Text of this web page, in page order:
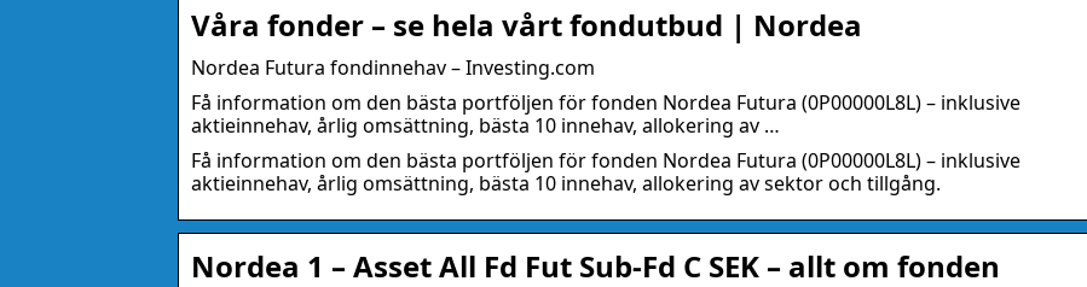
Våra fonder – se hela vårt fondutbud | Nordea
Nordea Futura fondinnehav – Investing.com
Få information om den bästa portföljen för fonden Nordea Futura (0P00000L8L) – inklusive
aktieinnehav, årlig omsättning, bästa 10 innehav, allokering av …
Få information om den bästa portföljen för fonden Nordea Futura (0P00000L8L) – inklusive
aktieinnehav, årlig omsättning, bästa 10 innehav, allokering av sektor och tillgång.
Nordea 1 – Asset All Fd Fut Sub-Fd C SEK – allt om fonden